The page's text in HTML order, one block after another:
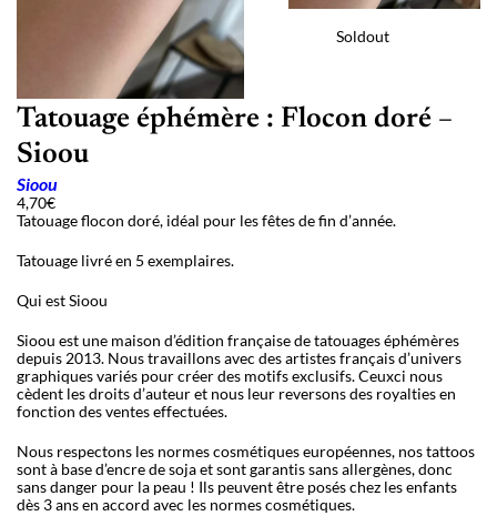
Soldout
Tatouage éphémère : Flocon doré –
Sioou
Sioou
4,70€
Tatouage flocon doré, idéal pour les fêtes de fin d’année.
Tatouage livré en 5 exemplaires.
Qui est Sioou
Sioou est une maison d’édition française de tatouages éphémères
depuis 2013. Nous travaillons avec des artistes français d’univers
graphiques variés pour créer des motifs exclusifs. Ceuxci nous
cèdent les droits d’auteur et nous leur reversons des royalties en
fonction des ventes effectuées.
Nous respectons les normes cosmétiques européennes, nos tattoos
sont à base d’encre de soja et sont garantis sans allergènes, donc
sans danger pour la peau ! Ils peuvent être posés chez les enfants
dès 3 ans en accord avec les normes cosmétiques.